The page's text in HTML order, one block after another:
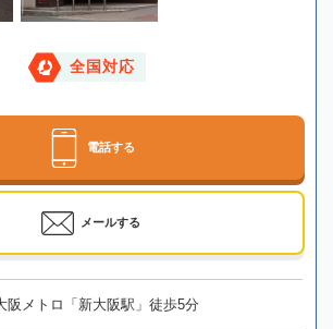
全国対応
電話する
メールする
阪メトロ「新大阪駅」徒歩5分